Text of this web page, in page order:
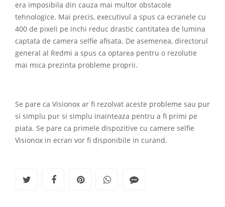
era imposibila din cauza mai multor obstacole
tehnologice. Mai precis, executivul a spus ca ecranele cu
400 de pixeli pe inchi reduc drastic cantitatea de lumina
captata de camera selfie afisata. De asemenea, directorul
general al Redmi a spus ca optarea pentru o rezolutie
mai mica prezinta probleme proprii.
Se pare ca Visionox ar fi rezolvat aceste probleme sau pur
si simplu pur si simplu inainteaza pentru a fi primi pe
piata. Se pare ca primele dispozitive cu camere selfie
Visionox in ecran vor fi disponibile in curand.